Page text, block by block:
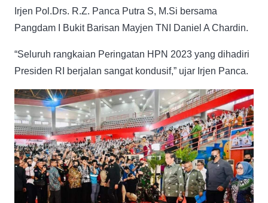
Irjen Pol.Drs. R.Z. Panca Putra S, M.Si bersama
Pangdam I Bukit Barisan Mayjen TNI Daniel A Chardin.
“Seluruh rangkaian Peringatan HPN 2023 yang dihadiri
Presiden RI berjalan sangat kondusif,” ujar Irjen Panca.